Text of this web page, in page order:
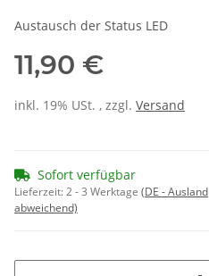
Austausch der Status LED
11,90 €
inkl. 19% USt. , zzgl. Versand
Sofort verfügbar
Lieferzeit:2 - 3 Werktage (DE - Ausland
abweichend)